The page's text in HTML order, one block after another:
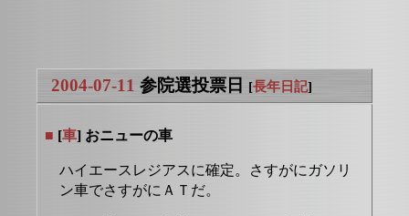
2004-07-11 参院選投票日 [長年日記]
■ [車] おニューの車
ハイエースレジアスに確定。さすがにガソリ
ン車でさすがにＡＴだ。